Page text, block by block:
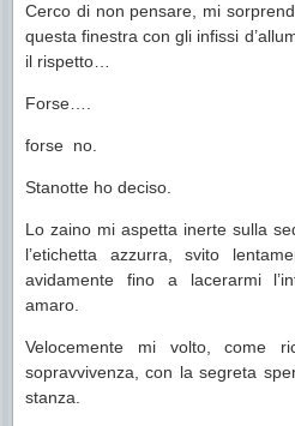
Cerco di non pensare, mi
questa finestra con gli infissi
il rispetto…
Forse….
forse no.
Stanotte ho deciso.
Lo zaino mi aspetta inerte sulla
l’etichetta azzurra, svito
avidamente fino a lacerarmi
amaro.
Velocemente mi volto, come
sopravvivenza, con la segreta
stanza.